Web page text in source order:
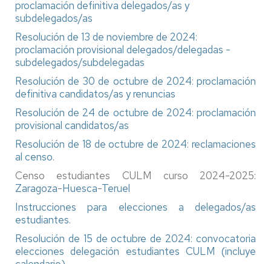
proclamación definitiva delegados/as y
subdelegados/as
Resolución de 13 de noviembre de 2024:
proclamación provisional delegados/delegadas -
subdelegados/subdelegadas
Resolución de 30 de octubre de 2024: proclamación
definitiva candidatos/as y renuncias
Resolución de 24 de octubre de 2024: proclamación
provisional candidatos/as
Resolución de 18 de octubre de 2024: reclamaciones
al censo.
Censo estudiantes CULM curso 2024-2025:
Zaragoza-Huesca-Teruel
Instrucciones para elecciones a delegados/as
estudiantes.
Resolución de 15 de octubre de 2024: convocatoria
elecciones delegación estudiantes CULM (incluye